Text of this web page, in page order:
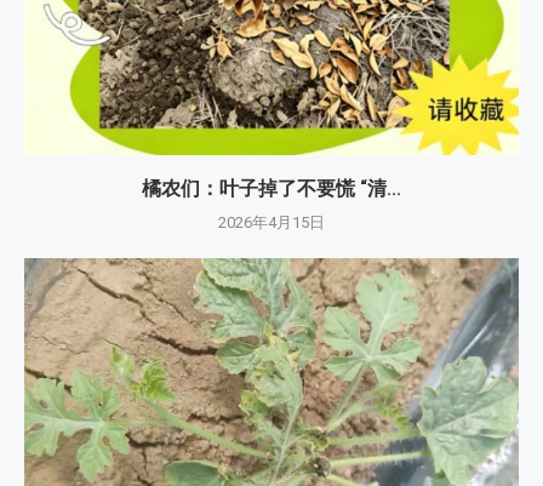
橘农们：叶子掉了不要慌 “清...
2026年4月15日